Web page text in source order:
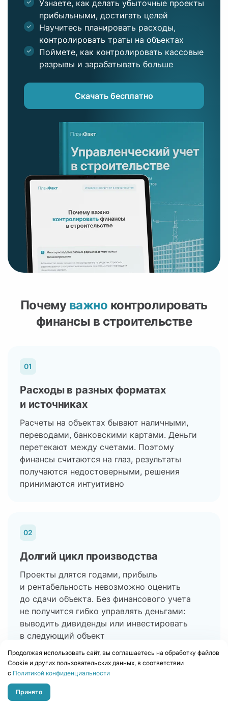
Узнаете, как делать убыточные проекты
прибыльными, достигать целей
Научитесь планировать расходы,
контролировать траты на объектах
Поймете, как контролировать кассовые
разрывы и зарабатывать больше
Скачать бесплатно
Почему важно контролировать
финансы в строительстве
01
Расходы в разных форматах
и источниках
Расчеты на объектах бывают наличными,
переводами, банковскими картами. Деньги
перетекают между счетами. Поэтому
финансы считаются на глаз, результаты
получаются недостоверными, решения
принимаются интуитивно
02
Долгий цикл производства
Проекты длятся годами, прибыль
и рентабельность невозможно оценить
до сдачи объекта. Без финансового учета
не получится гибко управлять деньгами:
выводить дивиденды или инвестировать
в следующий объект
03
Продолжая использовать сайт, вы соглашаетесь на обработку файлов
Сookie и других пользовательских данных, в соответствии
с Политикой конфиденциальности
Принято